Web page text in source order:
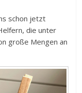
schon jetzt
die unter
große Mengen an